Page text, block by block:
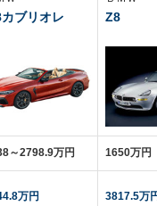
ブリオレ
～2798.9万円
万円
Z8
1650万円
3817.5万